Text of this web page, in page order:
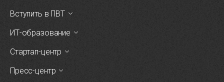
Вступить в ПВТ
ИТ-образование
Стартап-центр
Пресс-центр